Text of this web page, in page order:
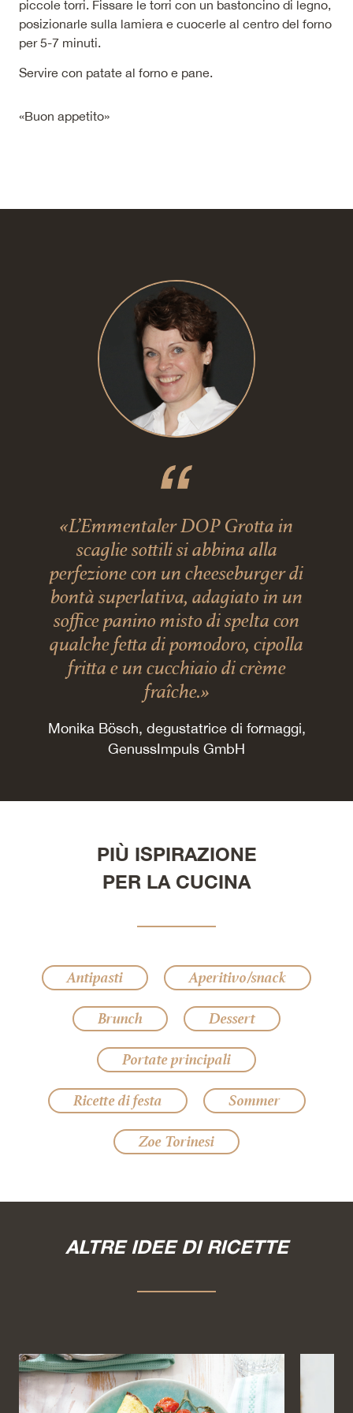
piccole torri. Fissare le torri con un bastoncino di legno,
posizionarle sulla lamiera e cuocerle al centro del forno
per 5-7 minuti.
Servire con patate al forno e pane.
«Buon appetito»
«L’Emmentaler DOP Grotta in
scaglie sottili si abbina alla
perfezione con un cheeseburger di
bontà superlativa, adagiato in un
soffice panino misto di spelta con
qualche fetta di pomodoro, cipolla
fritta e un cucchiaio di crème
fraîche.»
Monika Bösch, degustatrice di formaggi,
GenussImpuls GmbH
PIÙ ISPIRAZIONE
PER LA CUCINA
Antipasti
Aperitivo/snack
Brunch
Dessert
Portate principali
Ricette di festa
Sommer
Zoe Torinesi
ALTRE IDEE DI RICETTE